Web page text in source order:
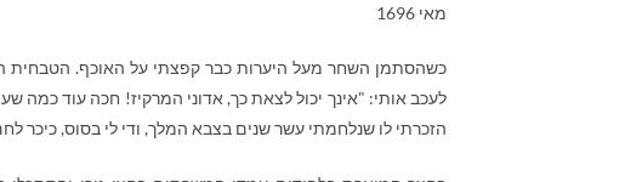
מאי 1696
כשהסתמן השחר מעל היערות כבר קפצתי על האוכף. הטבחית
לעכב אותי: "אינך יכול לצאת כך, אדוני המרקיז! חכה עוד כמה
הזכרתי לו שנלחמתי עשר שנים בצבא המלך, ודי לי בסוס, כיכר